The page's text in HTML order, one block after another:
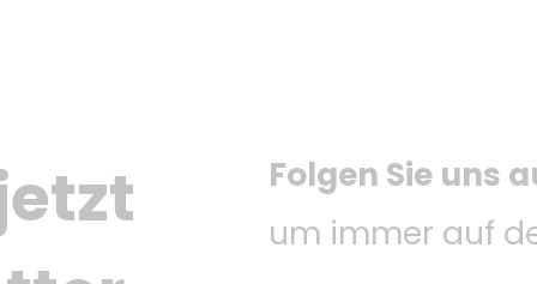
Folgen Sie uns
um immer auf